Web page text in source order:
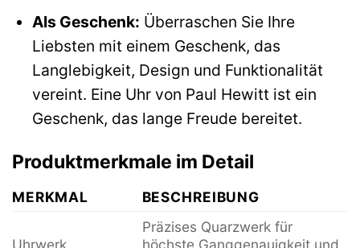
Als Geschenk: Überraschen Sie Ihre
Liebsten mit einem Geschenk, das
Langlebigkeit, Design und Funktionalität
vereint. Eine Uhr von Paul Hewitt ist ein
Geschenk, das lange Freude bereitet.
Produktmerkmale im Detail
MERKMAL BESCHREIBUNG
Uhrwerk
Präzises Quarzwerk für
höchste Ganggenauigkeit und